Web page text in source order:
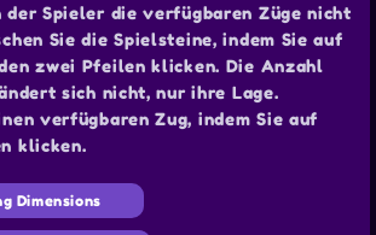
der Spieler die verfügbaren Züge nicht
Sie die Spielsteine, indem Sie auf
zwei Pfeilen klicken. Die Anzahl
sich nicht, nur ihre Lage.
verfügbaren Zug, indem Sie auf
klicken.
Dimensions